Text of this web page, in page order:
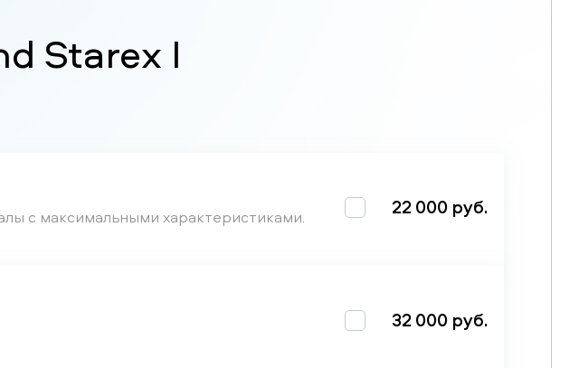
Starex I
с максимальными характеристиками. 22 000 руб.
32 000 руб.